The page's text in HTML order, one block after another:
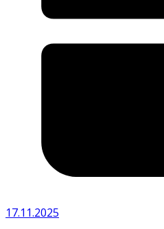
17.11.2025